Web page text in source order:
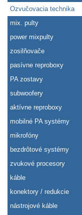
Ozvučovacia technika
mix. pulty
power mixpulty
zosilňovače
pasívne reproboxy
PA zostavy
subwoofery
aktívne reproboxy
mobilné PA systémy
mikrofóny
bezdrôtové systémy
zvukové procesory
káble
konektory / redukcie
nástrojové káble